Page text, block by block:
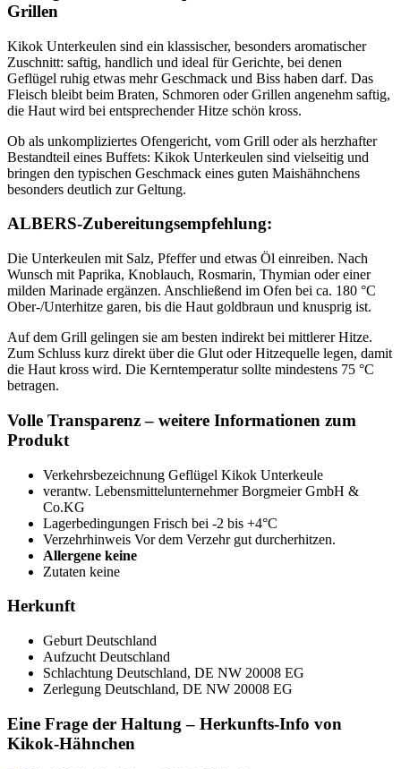
Grillen
Kikok Unterkeulen sind ein klassischer, besonders aromatischer
Zuschnitt: saftig, handlich und ideal für Gerichte, bei denen
Geflügel ruhig etwas mehr Geschmack und Biss haben darf. Das
Fleisch bleibt beim Braten, Schmoren oder Grillen angenehm saftig,
die Haut wird bei entsprechender Hitze schön kross.
Ob als unkompliziertes Ofengericht, vom Grill oder als herzhafter
Bestandteil eines Buffets: Kikok Unterkeulen sind vielseitig und
bringen den typischen Geschmack eines guten Maishähnchens
besonders deutlich zur Geltung.
ALBERS-Zubereitungsempfehlung:
Die Unterkeulen mit Salz, Pfeffer und etwas Öl einreiben. Nach
Wunsch mit Paprika, Knoblauch, Rosmarin, Thymian oder einer
milden Marinade ergänzen. Anschließend im Ofen bei ca. 180 °C
Ober-/Unterhitze garen, bis die Haut goldbraun und knusprig ist.
Auf dem Grill gelingen sie am besten indirekt bei mittlerer Hitze.
Zum Schluss kurz direkt über die Glut oder Hitzequelle legen, damit
die Haut kross wird. Die Kerntemperatur sollte mindestens 75 °C
betragen.
Volle Transparenz – weitere Informationen zum
Produkt
Verkehrsbezeichnung Geflügel Kikok Unterkeule
verantw. LebensmittelunternehmerBorgmeier GmbH &
Co.KG
Lagerbedingungen Frisch bei -2 bis +4°C
Verzehrhinweis Vor dem Verzehr gut durcherhitzen.
Allergene keine
Zutaten keine
Herkunft
Geburt Deutschland
Aufzucht Deutschland
Schlachtung Deutschland, DE NW 20008 EG
Zerlegung Deutschland, DE NW 20008 EG
Eine Frage der Haltung – Herkunfts-Info von
Kikok-Hähnchen